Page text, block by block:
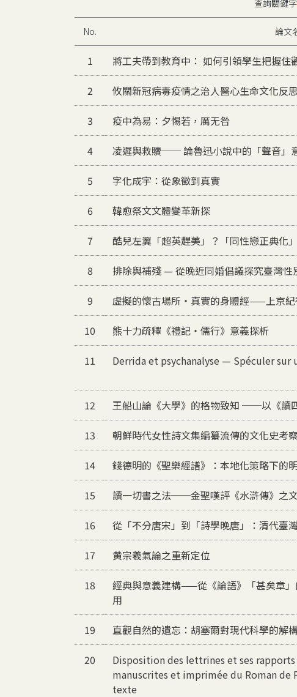
查詢關鍵字
No. 論文
1 將工夫帶到教育中： 如何引領學生把握住
2 攸關新冠病毒疫情之治人醫心生命文化反思
3 疫中為易：夕惕若，厲无咎
4 凌遲與救贖── 論魯迅小說中的「聲音」
5 字化成宇：從象徵到真實
6 韓愈祭文文體變革新探
7 酷兒左翼「超英趕美」？「同性戀正典化
8 排除與補殘 — 從晚近同婚倡議探究臺灣性
9 虛擬的懷古場所‧真實的身體經——上京紀
10 熊十力疏釋《禮記‧儒行》意義探析
11 Derrida et psychanalyse — Spéculer sur
12 王船山論《大學》的格物致知 ──以《讀
13 朝鮮時代女性詩文集編纂流傳的文化史考察
14 錢德明的《聖樂經譜》：本地化策略下的
15 讀一切書之法──金聖嘆評《水滸傳》之
16 從「不分唐宋」到「詩學晚唐」：清代臺
17 黄宗羲氣論之重新定位
18
經典與意義建構——從《論語》「甚矣章
用
19 直觀自然的遺忘：胡塞爾對現代科學的解
20
Disposition des lettrines et ses
manuscrites et imprimée du Roman
texte